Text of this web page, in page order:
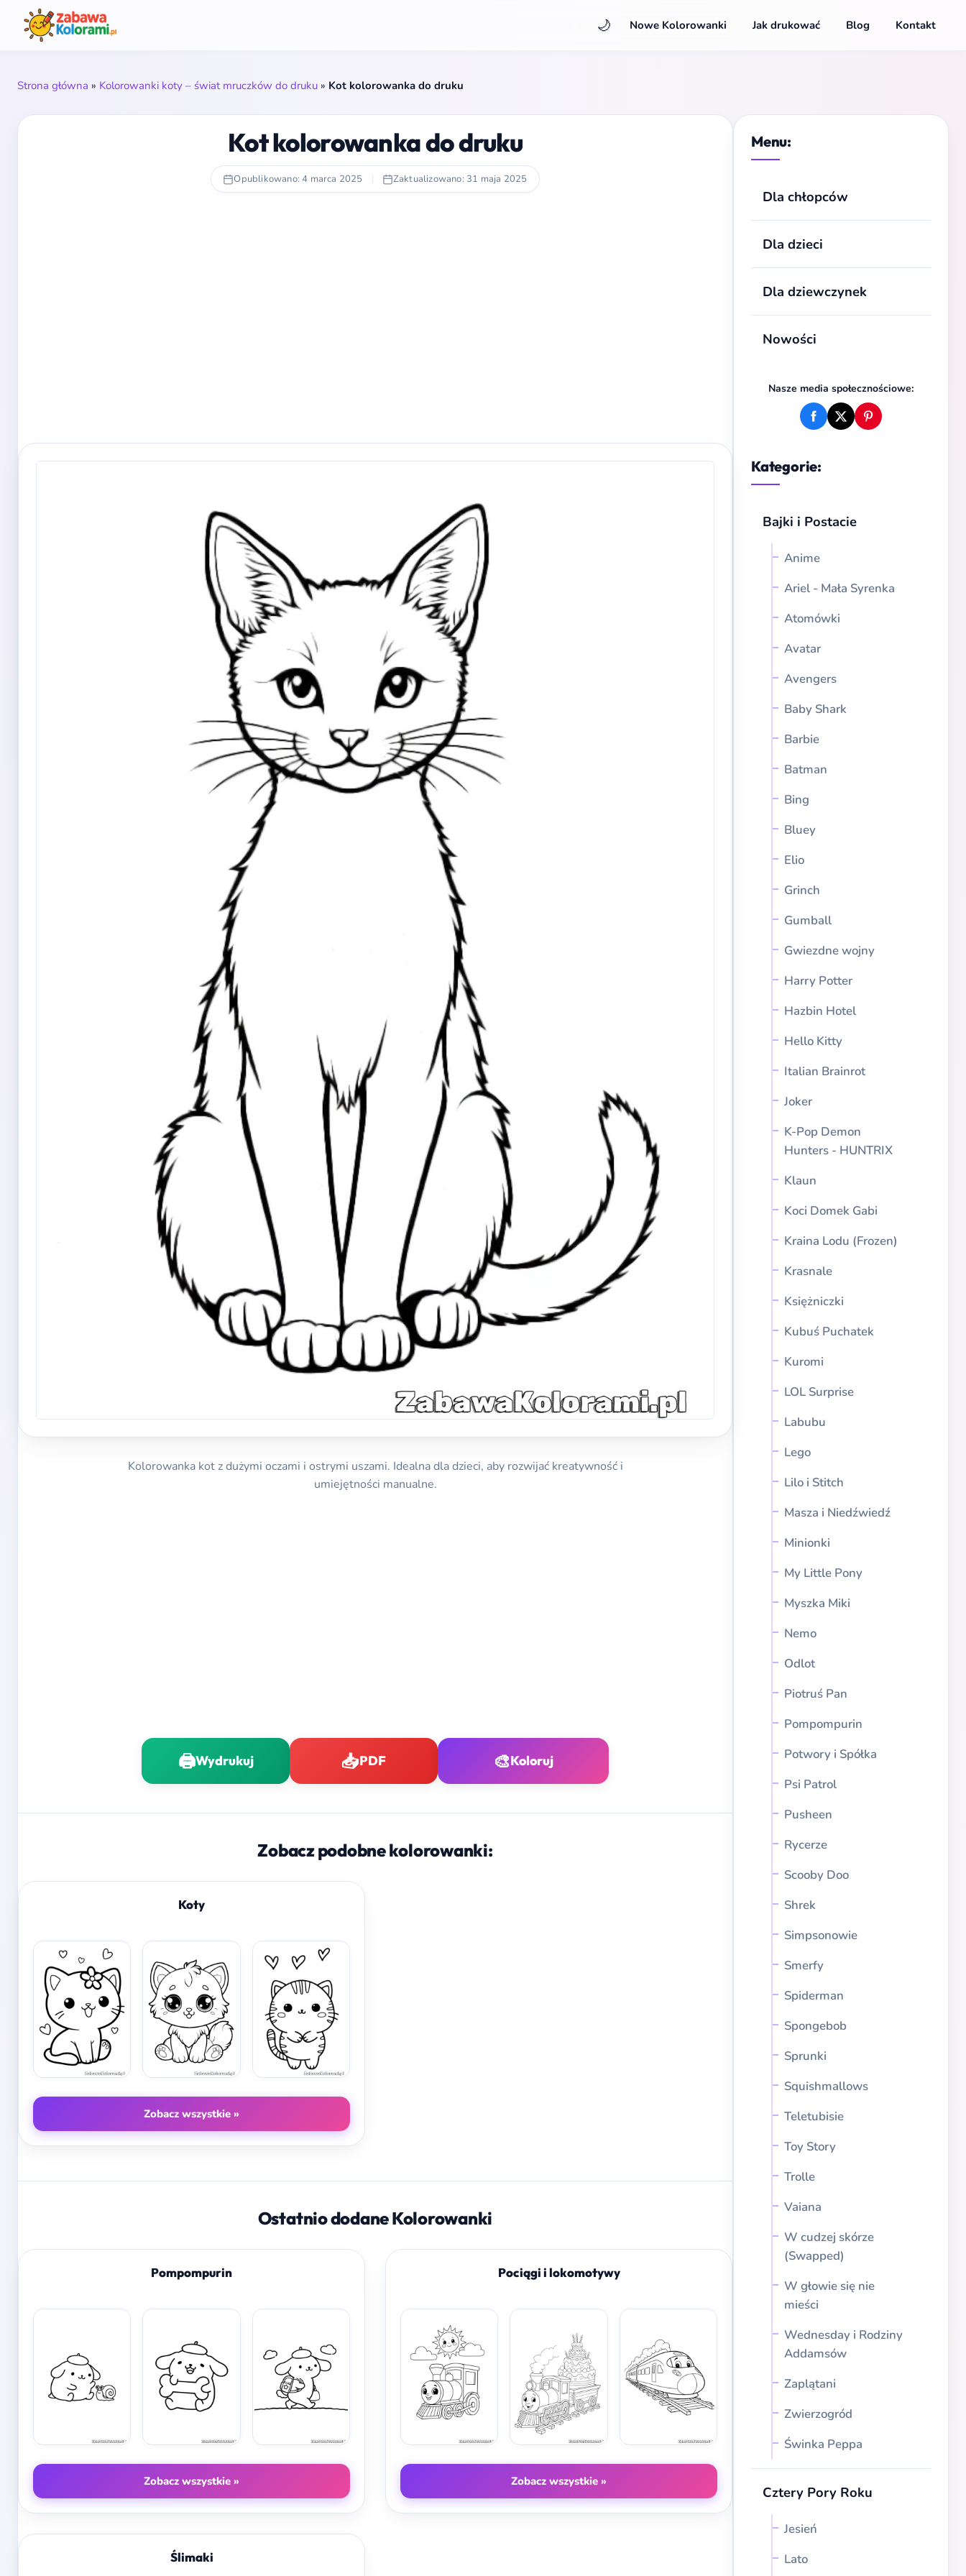
🌙 Nowe Kolorowanki Jak drukować Blog Kontakt
Strona główna » Kolorowanki koty – świat mruczków do druku » Kot kolorowanka do druku
Menu:
Dla chłopców
Dla dzieci
Dla dziewczynek
Nowości
Nasze media społecznościowe:
Kategorie:
Bajki i Postacie
Anime
Ariel - Mała Syrenka
Atomówki
Avatar
Avengers
Baby Shark
Barbie
Batman
Bing
Bluey
Elio
Grinch
Gumball
Gwiezdne wojny
Harry Potter
Hazbin Hotel
Hello Kitty
Italian Brainrot
Joker
K-Pop Demon
Hunters - HUNTRIX
Klaun
Koci Domek Gabi
Kraina Lodu (Frozen)
Krasnale
Księżniczki
Kubuś Puchatek
Kuromi
LOL Surprise
Labubu
Lego
Lilo i Stitch
Masza i Niedźwiedź
Minionki
My Little Pony
Myszka Miki
Nemo
Odlot
Piotruś Pan
Pompompurin
Potwory i Spółka
Psi Patrol
Pusheen
Rycerze
Scooby Doo
Shrek
Simpsonowie
Smerfy
Spiderman
Spongebob
Sprunki
Squishmallows
Teletubisie
Toy Story
Trolle
Vaiana
W cudzej skórze
(Swapped)
W głowie się nie
mieści
Wednesday i Rodziny
Addamsów
Zaplątani
Zwierzogród
Świnka Peppa
Cztery Pory Roku
Jesień
Lato
Kot kolorowanka do druku
Opublikowano: 4 marca 2025 | Zaktualizowano: 31 maja 2025
Kolorowanka kot z dużymi oczami i ostrymi uszami. Idealna dla dzieci, aby rozwijać kreatywność i
umiejętności manualne.
🖨️Wydrukuj 📥PDF 🎨Koloruj
Zobacz podobne kolorowanki:
Koty
Zobacz wszystkie »
Ostatnio dodane Kolorowanki
Pompompurin
Zobacz wszystkie »
Pociągi i lokomotywy
Zobacz wszystkie »
Ślimaki